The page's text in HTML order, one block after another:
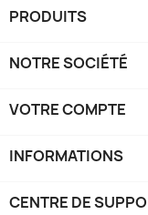
PRODUITS
NOTRE SOCIÉTÉ
VOTRE COMPTE
INFORMATIONS
CENTRE DE